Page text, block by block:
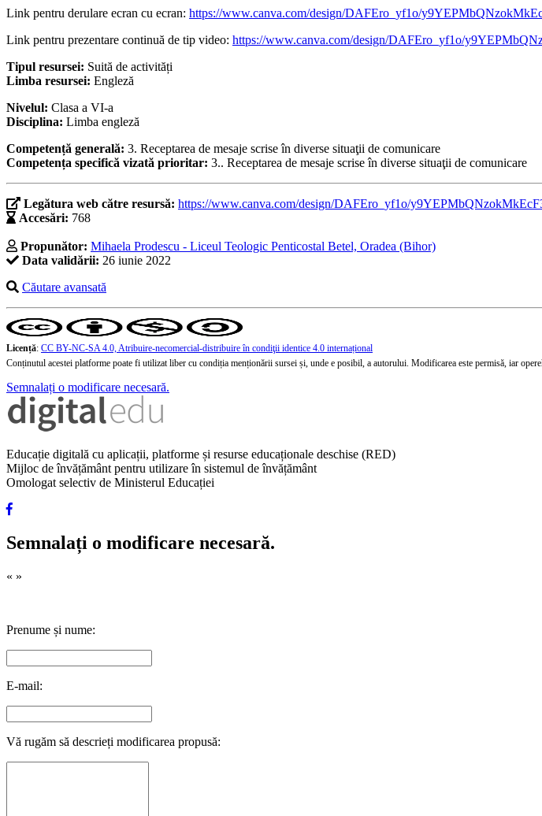
Link pentru derulare ecran cu ecran: https://www.canva.com/design/DAFEro_yf1o/
Link pentru prezentare continuă de tip video: https://www.canva.com/design/DAFEro_yf1o/
Tipul resursei: Suită de activități
Limba resursei: Engleză
Nivelul: Clasa a VI-a
Disciplina: Limba engleză
Competență generală: 3. Receptarea de mesaje scrise în diverse situaţii de comunicare
Competența specifică vizată prioritar: 3.. Receptarea de mesaje scrise în diverse situaţii de comunicare
Legătura web către resursă: https://www.canva.com/design/DAFEro_yf1o/
Accesări: 768
Propunător: Mihaela Prodescu - Liceul Teologic Penticostal Betel, Oradea (Bihor)
Data validării: 26 iunie 2022
Căutare avansată
Licență: CC BY-NC-SA 4.0, Atribuire-necomercial-distribuire în condiţii identice 4.0 internațional
Conținutul acestei platforme poate fi utilizat liber cu condiția menționării sursei și, unde e posibil, a autorului. Modificarea este permisă, iar
Semnalați o modificare necesară.
Educație digitală cu aplicații, platforme și resurse educaționale deschise (RED)
Mijloc de învățământ pentru utilizare în sistemul de învățământ
Omologat selectiv de Ministerul Educației
Semnalați o modificare necesară.
« »
Prenume și nume:
E-mail:
Vă rugăm să descrieți modificarea propusă: